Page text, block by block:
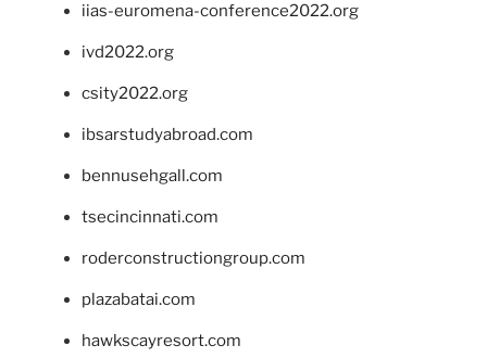
iias-euromena-conference2022.org
ivd2022.org
csity2022.org
ibsarstudyabroad.com
bennusehgall.com
tsecincinnati.com
roderconstructiongroup.com
plazabatai.com
hawkscayresort.com